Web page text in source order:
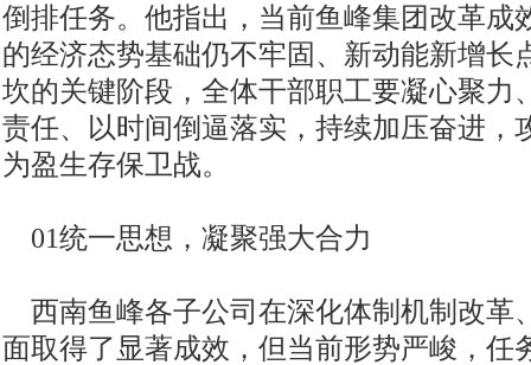
倒排任务。他指出，当前鱼峰集团改革成
的经济态势基础仍不牢固、新动能新增长
坎的关键阶段，全体干部职工要凝心聚力
责任、以时间倒逼落实，持续加压奋进，
为盈生存保卫战。
01统一思想，凝聚强大合力
西南鱼峰各子公司在深化体制机制改革
面取得了显著成效，但当前形势严峻，任